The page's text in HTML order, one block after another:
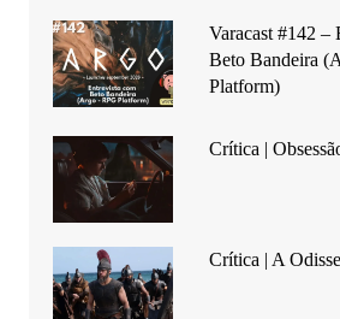
Varacast #142 –
Beto Bandeira
Platform)
Crítica |
Crítica | A